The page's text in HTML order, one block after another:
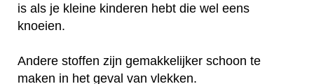
is als je kleine kinderen hebt die wel eens
knoeien.
Andere stoffen zijn gemakkelijker schoon te
maken in het geval van vlekken.